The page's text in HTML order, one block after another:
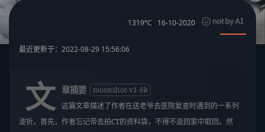
1319°C 16-10-2020
最近更新于：2022-08-29 15:56:06
文 章摘要
moonshot-v1-8k
这篇文章描述了作者在送老爷去医院复查时遇到的一系列
波折。首先，作者忘记带去拍CT的资料袋，不得不返回家中取回。然